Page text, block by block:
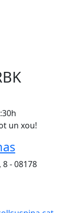
un xou!
- 08178